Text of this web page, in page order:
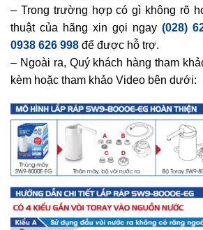
– Trong trường hợp có gì không rõ
thuật của hãng xin gọi ngay (028)
0938 626 998 để được hỗ trợ.
– Ngoài ra, Quý khách hàng tham
kèm hoặc tham khảo Video bên dưới: